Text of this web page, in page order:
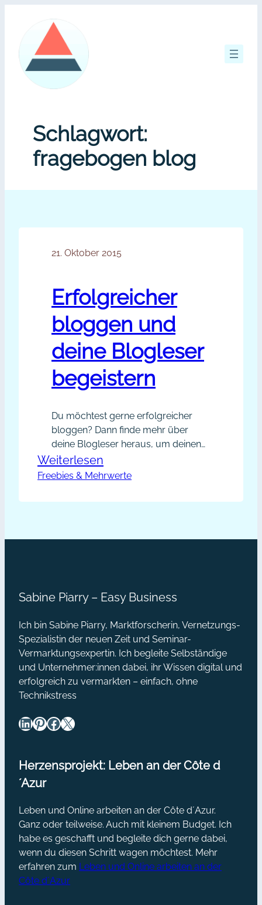
springen
Schlagwort:
fragebogen blog
21. Oktober 2015
Erfolgreicher
bloggen und
deine Blogleser
begeistern
Du möchtest gerne erfolgreicher
bloggen? Dann finde mehr über
deine Blogleser heraus, um deinen
Blogartikeln mehr Mehrwert zu
geben. Wünschst du dir von deinen
nächsten Blogartikel? Vielleicht ist
dass dein Blog endlich lebendig wird
Weiterlesen
Erfolgreicher
Freebies & Mehrwerte
Sabine Piarry – Easy Business
Ich bin Sabine Piarry, Marktforscherin, Vernetzungs-
Spezialistin der neuen Zeit und Seminar-
Vermarktungsexpertin. Ich begleite Selbständige
und Unternehmer:innen dabei, ihr Wissen digital und
erfolgreich zu vermarkten – einfach, ohne
Technikstress
LinkedIn Pinterest Facebook X
Herzensprojekt: Leben an der Côte d
´Azur
Leben und Online arbeiten an der Côte d´Azur.
Ganz oder teilweise. Auch mit kleinem Budget. Ich
habe es geschafft und begleite dich gerne dabei,
wenn du diesen Schritt wagen möchtest. Mehr
erfahren zum Leben und Online arbeiten an der
Côte d´Azur